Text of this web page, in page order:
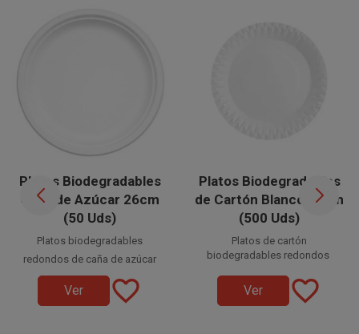
Platos Biodegradables
Caña de Azúcar 26cm
(50 Uds)
Platos biodegradables
redondos de caña de azúcar
desechables color
blanco de 26 cm. Fabricados en
Ver favorite_border
Platos Biodegradables
de Cartón Blanco 18cm
(500 Uds)
Platos de cartón
biodegradables redondos
de 18 cm. Fabricados en cartón
libre de plástico, elige para tus
Ver favorite_border